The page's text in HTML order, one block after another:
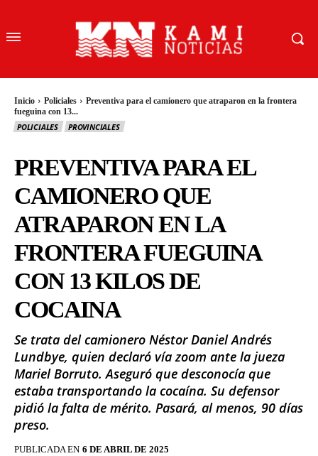
Inicio Policiales
Preventiva para el camionero que atraparon en la frontera
fueguina con 13...
POLICIALES PROVINCIALES
PREVENTIVA PARA EL
CAMIONERO QUE
ATRAPARON EN LA
FRONTERA FUEGUINA
CON 13 KILOS DE
COCAINA
Se trata del camionero Néstor Daniel Andrés
Lundbye, quien declaró vía zoom ante la jueza
Mariel Borruto. Aseguró que desconocía que
estaba transportando la cocaína. Su defensor
pidió la falta de mérito. Pasará, al menos, 90 días
preso.
PUBLICADA EN 6 DE ABRIL DE 2025